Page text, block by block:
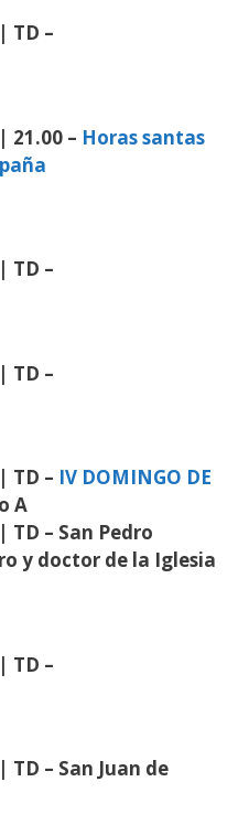
TD –
21.00 – Horas santas
TD –
TD –
TD – IV DOMINGO DE
A
TD – San Pedro
y doctor de la Iglesia
TD –
– San Juan de